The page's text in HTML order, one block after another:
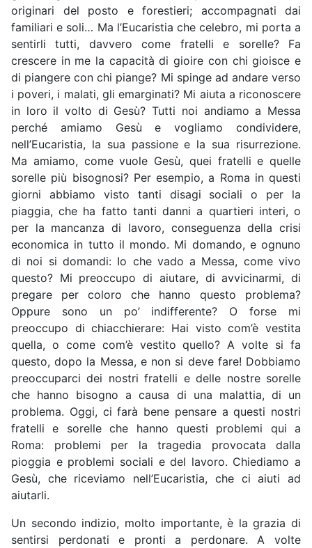
originari del posto e forestieri; accompagnati dai
familiari e soli… Ma l’Eucaristia che celebro, mi porta a
sentirli tutti, davvero come fratelli e sorelle? Fa
crescere in me la capacità di gioire con chi gioisce e
di piangere con chi piange? Mi spinge ad andare verso
i poveri, i malati, gli emarginati? Mi aiuta a riconoscere
in loro il volto di Gesù? Tutti noi andiamo a Messa
perché amiamo Gesù e vogliamo condividere,
nell’Eucaristia, la sua passione e la sua risurrezione.
Ma amiamo, come vuole Gesù, quei fratelli e quelle
sorelle più bisognosi? Per esempio, a Roma in questi
giorni abbiamo visto tanti disagi sociali o per la
piaggia, che ha fatto tanti danni a quartieri interi, o
per la mancanza di lavoro, conseguenza della crisi
economica in tutto il mondo. Mi domando, e ognuno
di noi si domandi: Io che vado a Messa, come vivo
questo? Mi preoccupo di aiutare, di avvicinarmi, di
pregare per coloro che hanno questo problema?
Oppure sono un po’ indifferente? O forse mi
preoccupo di chiacchierare: Hai visto com’è vestita
quella, o come com’è vestito quello? A volte si fa
questo, dopo la Messa, e non si deve fare! Dobbiamo
preoccuparci dei nostri fratelli e delle nostre sorelle
che hanno bisogno a causa di una malattia, di un
problema. Oggi, ci farà bene pensare a questi nostri
fratelli e sorelle che hanno questi problemi qui a
Roma: problemi per la tragedia provocata dalla
pioggia e problemi sociali e del lavoro. Chiediamo a
Gesù, che riceviamo nell’Eucaristia, che ci aiuti ad
aiutarli.
Un secondo indizio, molto importante, è la grazia di
sentirsi perdonati e pronti a perdonare. A volte